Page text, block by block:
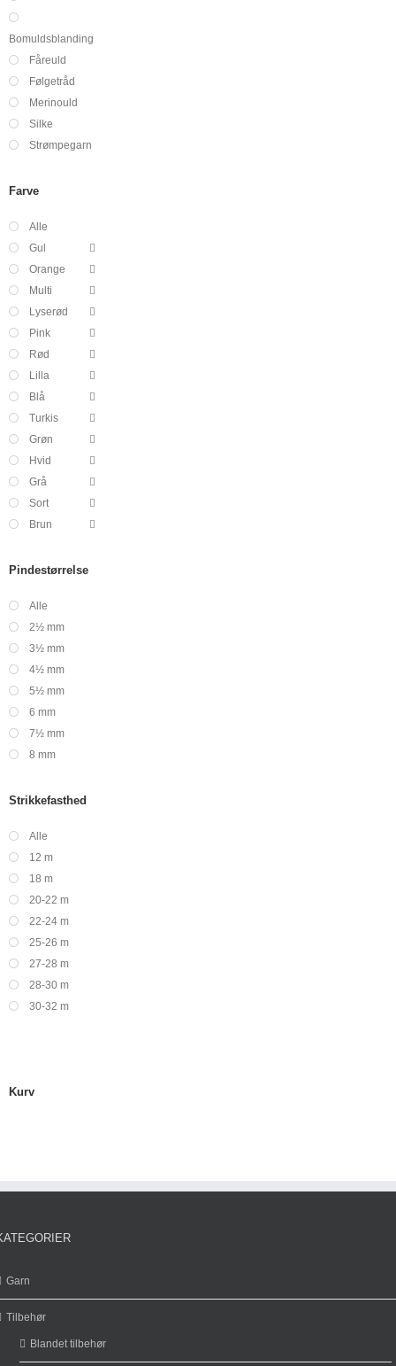
Bomuldsblanding
Fåreuld
Følgetråd
Merinould
Silke
Strømpegarn
Farve
Alle
Gul
Orange
Multi
Lyserød
Pink
Rød
Lilla
Blå
Turkis
Grøn
Hvid
Grå
Sort
Brun
Pindestørrelse
Alle
2½ mm
3½ mm
4½ mm
5½ mm
6 mm
7½ mm
8 mm
Strikkefasthed
Alle
12 m
18 m
20-22 m
22-24 m
25-26 m
27-28 m
28-30 m
30-32 m
Kurv
Garn
Tilbehør
Blandet tilbehør